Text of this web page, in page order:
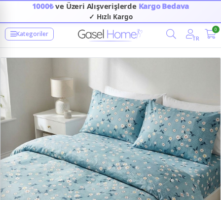
1000₺ve Üzeri Alışverişlerde Kargo Bedava
✓ Hızlı Kargo
Kategoriler
TR
0